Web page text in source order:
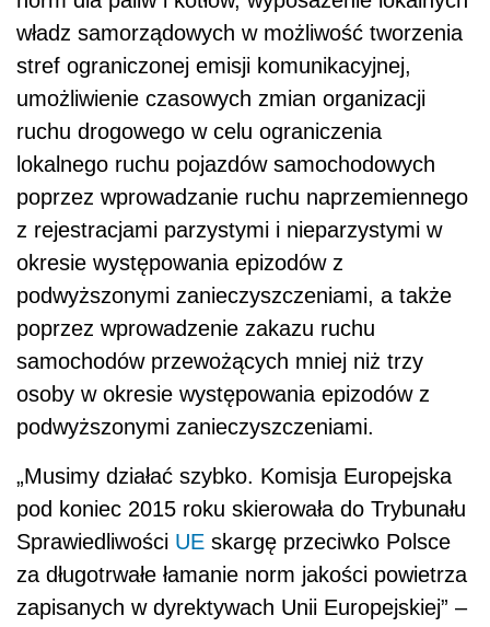
władz samorządowych w możliwość tworzenia
stref ograniczonej emisji komunikacyjnej,
umożliwienie czasowych zmian organizacji
ruchu drogowego w celu ograniczenia
lokalnego ruchu pojazdów samochodowych
poprzez wprowadzanie ruchu naprzemiennego
z rejestracjami parzystymi i nieparzystymi w
okresie występowania epizodów z
podwyższonymi zanieczyszczeniami, a także
poprzez wprowadzenie zakazu ruchu
samochodów przewożących mniej niż trzy
osoby w okresie występowania epizodów z
podwyższonymi zanieczyszczeniami.
„Musimy działać szybko. Komisja Europejska
pod koniec 2015 roku skierowała do Trybunału
Sprawiedliwości UE skargę przeciwko Polsce
za długotrwałe łamanie norm jakości powietrza
zapisanych w dyrektywach Unii Europejskiej” –